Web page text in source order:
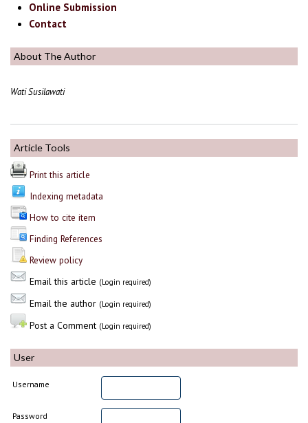
Online Submission
Contact
About The Author
Wati Susilawati
Article Tools
Print this article
Indexing metadata
How to cite item
Finding References
Review policy
Email this article (Login required)
Email the author (Login required)
Post a Comment (Login required)
User
Username
Password